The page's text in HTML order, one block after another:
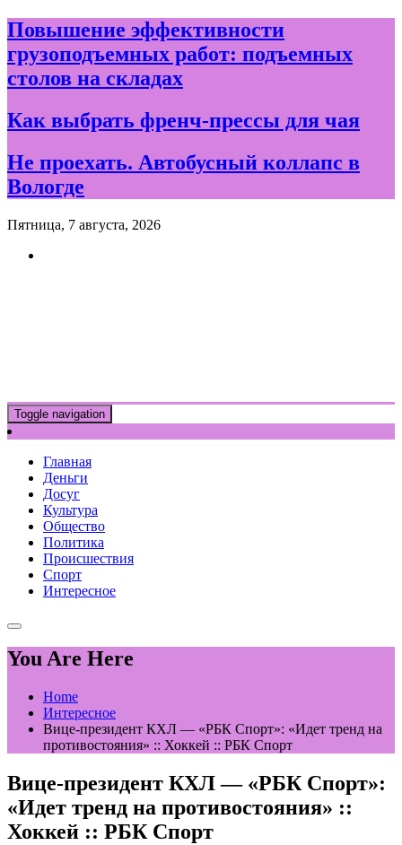
Skip
to
content
Повышение эффективности
грузоподъемных работ: подъемных
столов на складах
Как выбрать френч-прессы для чая
Не проехать. Автобусный коллапс в
Вологде
Пятница, 7 августа, 2026
Toggle navigation
Главная
Деньги
Досуг
Культура
Общество
Политика
Происшествия
Спорт
Интересное
You Are Here
Home
Интересное
Вице-президент КХЛ — «РБК Спорт»: «Идет тренд на
противостояния» :: Хоккей :: РБК Спорт
Вице-президент КХЛ — «РБК Спорт»:
«Идет тренд на противостояния» ::
Хоккей :: РБК Спорт